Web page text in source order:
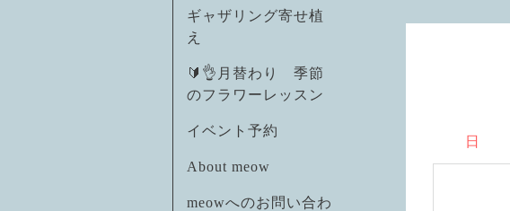
ギャザリング寄せ植
え
🔰👌月替わり 季節
のフラワーレッスン
イベント予約
About meow
meowへのお問い合わ
日